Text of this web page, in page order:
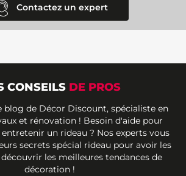
Contactez un expert
CONSEILS DE PROS
blog de Décor Discount, spécialiste en
et rénovation ! Besoin d'aide pour
un rideau ? Nos experts vous
secrets spécial rideau pour avoir les
les meilleures tendances de
décoration !